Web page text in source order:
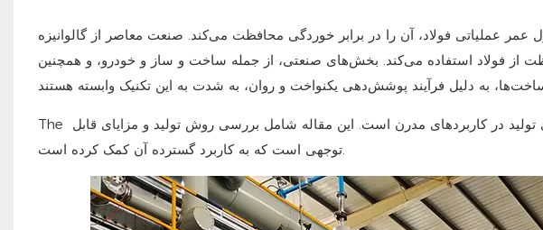
عملیاتی فولاد، آن را در برابر خوردگی محافظت می‌کند. صنعت معاصر از گالوانیزه
از فولاد استفاده می‌کند. بخش‌های صنعتی، از جمله ساخت و ساز و خودرو، و همچنین
The
تولید در کاربردهای مدرن است. این مقاله شامل بررسی روش تولید و مزایای قابل
توجهی است که به کاربرد گسترده آن کمک کرده است.